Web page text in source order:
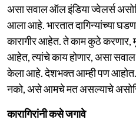
असा सवाल ऑल इंडिया ज्वेलर्स
आला आहे. भारतात दागिन्यांच्या
कारागीर आहेत. ते काम कुठे
आहेत, त्यांचे काय होणार, असा
केला आहे. देशभक्त आम्ही पण आहोत.
नको, असे आमचे मत असल्याचे
कारागिरांनी कसे जगावे